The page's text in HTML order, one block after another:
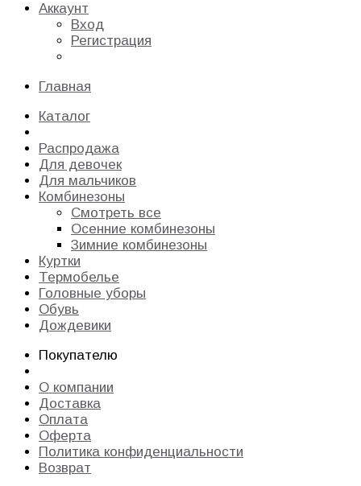
Аккаунт
Вход
Регистрация
Главная
Каталог
Распродажа
Для девочек
Для мальчиков
Комбинезоны
Смотреть все
Осенние комбинезоны
Зимние комбинезоны
Куртки
Термобелье
Головные уборы
Обувь
Дождевики
Покупателю
О компании
Доставка
Оплата
Оферта
Политика конфиденциальности
Возврат